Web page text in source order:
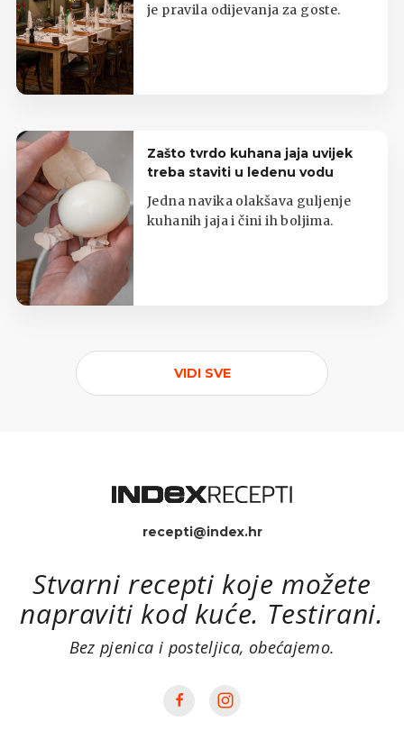
je pravila odijevanja za goste.
Zašto tvrdo kuhana jaja uvijek
treba staviti u ledenu vodu
Jedna navika olakšava guljenje
kuhanih jaja i čini ih boljima.
VIDI SVE
recepti@index.hr
Stvarni recepti koje možete
napraviti kod kuće. Testirani.
Bez pjenica i posteljica, obećajemo.